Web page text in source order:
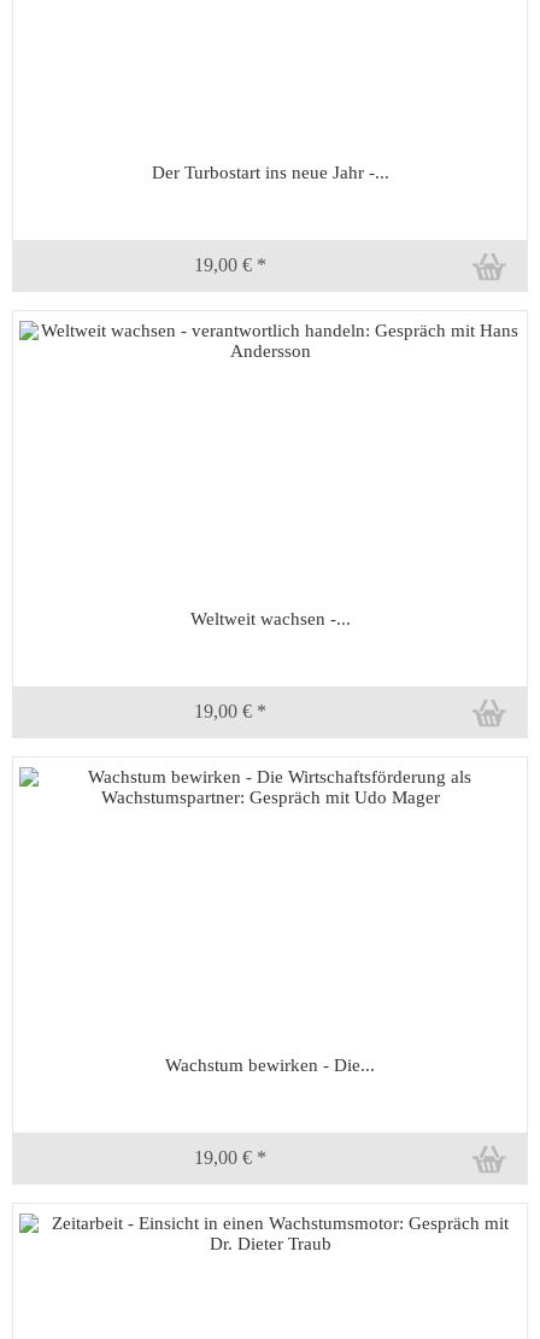
Der Turbostart ins neue Jahr -...
19,00 € *
Weltweit wachsen -...
19,00 € *
Wachstum bewirken - Die...
19,00 € *